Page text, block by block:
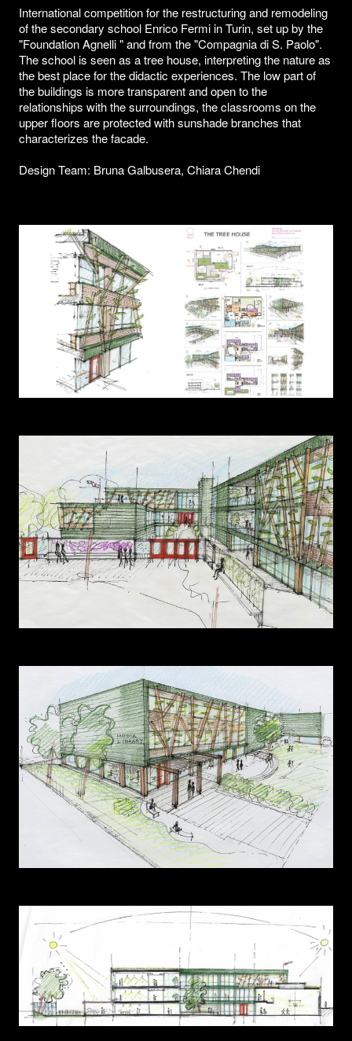
International competition for the restructuring and remodeling
of the secondary school Enrico Fermi in Turin, set up by the
"Foundation Agnelli " and from the "Compagnia di S. Paolo".
The school is seen as a tree house, interpreting the nature as
the best place for the didactic experiences. The low part of
the buildings is more transparent and open to the
relationships with the surroundings, the classrooms on the
upper floors are protected with sunshade branches that
characterizes the facade.
Design Team: Bruna Galbusera, Chiara Chendi